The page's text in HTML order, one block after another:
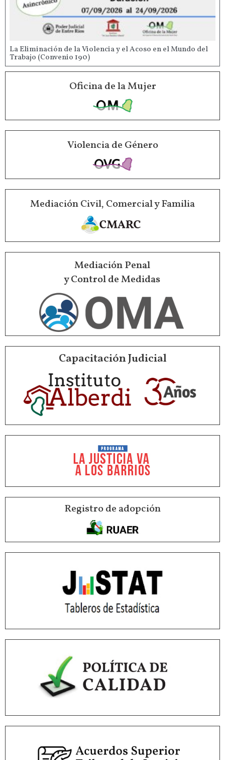
La Eliminación de la Violencia y el Acoso en el Mundo del
Trabajo (Convenio 190)
Oficina de la Mujer
Violencia de Género
Mediación Civil, Comercial y Familia
Mediación Penal
y Control de Medidas
Capacitación Judicial
Registro de adopción